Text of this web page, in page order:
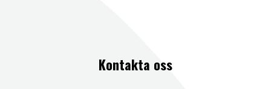
Kontakta oss